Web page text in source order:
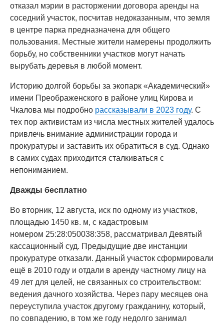
отказал мэрии в расторжении договора аренды на
соседний участок, посчитав недоказанным, что земля
в центре парка предназначена для общего
пользования. Местные жители намерены продолжить
борьбу, но собственники участков могут начать
вырубать деревья в любой момент.
Историю долгой борьбы за экопарк «Академический»
имени Преображенского в районе улиц Кирова и
Чкалова мы подробно рассказывали в 2023 году. С
тех пор активистам из числа местных жителей удалось
привлечь внимание администрации города и
прокуратуры и заставить их обратиться в суд. Однако
в самих судах приходится сталкиваться с
непониманием.
Дважды бесплатно
Во вторник, 12 августа, иск по одному из участков,
площадью 1450 кв. м, с кадастровым
номером 25:28:050038:358, рассматривал Девятый
кассационный суд. Предыдущие две инстанции
прокуратуре отказали. Данный участок сформировали
ещё в 2010 году и отдали в аренду частному лицу на
49 лет для целей, не связанных со строительством:
ведения дачного хозяйства. Через пару месяцев она
переуступила участок другому гражданину, который,
по совпадению, в том же году недолго занимал